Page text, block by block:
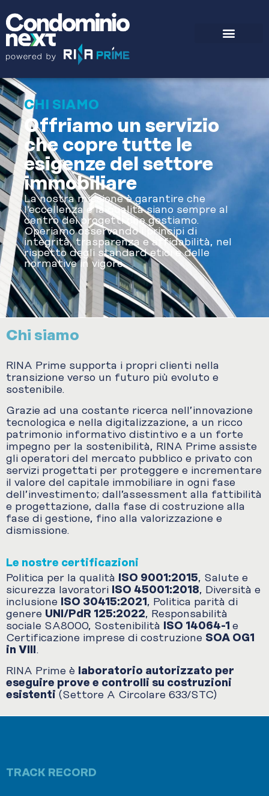
CHI SIAMO
Offriamo un servizio
che copre tutte le
esigenze del settore
immobiliare
La nostra missione è garantire che
l'eccellenza e la qualità siano sempre al
centro dei progetti che gestiamo.
Operiamo osservando i principi di
integrità, trasparenza e affidabilità, nel
rispetto degli standard etici e delle
normative in vigore.
Chi siamo
RINA Prime supporta i propri clienti nella
transizione verso un futuro più evoluto e
sostenibile.
Grazie ad una costante ricerca nell’innovazione
tecnologica e nella digitalizzazione, a un ricco
patrimonio informativo distintivo e a un forte
impegno per la sostenibilità, RINA Prime assiste
gli operatori del mercato pubblico e privato con
servizi progettati per proteggere e incrementare
il valore del capitale immobiliare in ogni fase
dell’investimento; dall’assessment alla fattibilità
e progettazione, dalla fase di costruzione alla
fase di gestione, fino alla valorizzazione e
dismissione.
Le nostre certificazioni
Politica per la qualità ISO 9001:2015, Salute e
sicurezza lavoratori ISO 45001:2018, Diversità e
inclusione ISO 30415:2021, Politica parità di
genere UNI/PdR 125:2022, Responsabilità
sociale SA8000, Sostenibilità ISO 14064-1 e
Certificazione imprese di costruzione SOA OG1
in VIII.
RINA Prime è laboratorio autorizzato per
eseguire prove e controlli su costruzioni
esistenti (Settore A Circolare 633/STC)
TRACK RECORD